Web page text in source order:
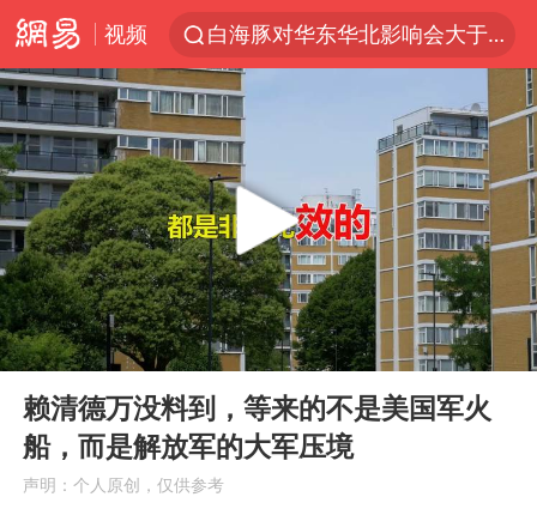
视频
白海豚对华东华北影响会大于巴威
王传君 《披荆斩棘》
于东来回应胖东来近25年老店年底关闭
独闯南太行的失联女生最后轨迹已确认
BLG经理辟谣Bin离队
浙江近300条预警生效中 今夜大部暴雨
香港刷新1884年以来最高气温纪录
哈马斯称坚持加沙停火协议路线图
上门女婿出轨女邻居多年被判重婚罪
Play
00:00 08:42
赖清德万没料到，等来的不是美国军火
船，而是解放军的大军压境
声明：个人原创，仅供参考